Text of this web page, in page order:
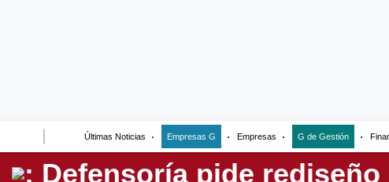
Últimas Noticias Empresas G Empresas G de Gestión